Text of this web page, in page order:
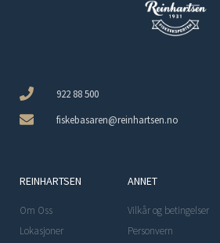
922 88 500
fiskebasaren@reinhartsen.no
REINHARTSEN
Om Oss
Lokasjoner
ANNET
Vilkår og betingelser
Personvern